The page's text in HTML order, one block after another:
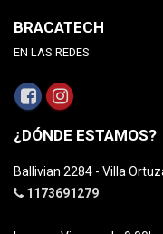
BRACATECH
EN LAS REDES
¿DÓNDE ESTAMOS?
Ballivian 2284 - Villa
1173691279